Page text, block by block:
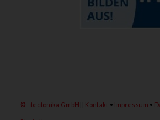
© - tectonika GmbH || Kontakt • Impressum •